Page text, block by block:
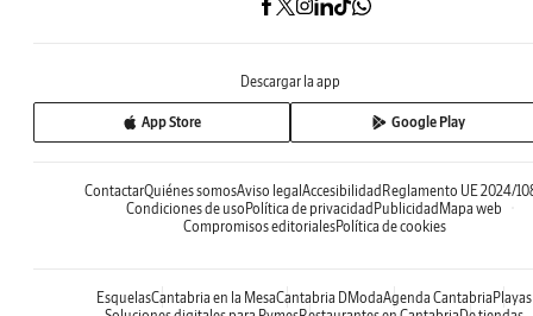
Descargar la app
App Store Google Play
ContactarQuiénes somosAviso legalAccesibilidadReglamento UE 2024/
Condiciones de usoPolítica de privacidadPublicidadMapa web
Compromisos editorialesPolítica de cookies
EsquelasCantabria en la MesaCantabria DModaAgenda CantabriaPlayas